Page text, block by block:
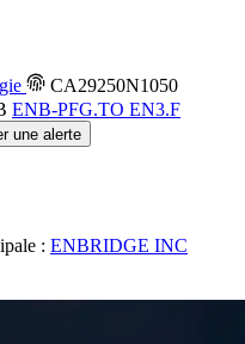
CA29250N1050
ENB-PFG.TO EN3.F
une alerte
: ENBRIDGE INC